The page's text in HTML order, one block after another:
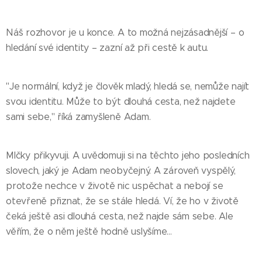
Náš rozhovor je u konce. A to možná nejzásadnější – o
hledání své identity – zazní až při cestě k autu.
"Je normální, když je člověk mladý, hledá se, nemůže najít
svou identitu. Může to být dlouhá cesta, než najdete
sami sebe," říká zamyšleně Adam.
Mlčky přikyvuji. A uvědomuji si na těchto jeho posledních
slovech, jaký je Adam neobyčejný. A zároveň vyspělý,
protože nechce v životě nic uspěchat a nebojí se
otevřeně přiznat, že se stále hledá. Ví, že ho v životě
čeká ještě asi dlouhá cesta, než najde sám sebe. Ale
věřím, že o něm ještě hodně uslyšíme…